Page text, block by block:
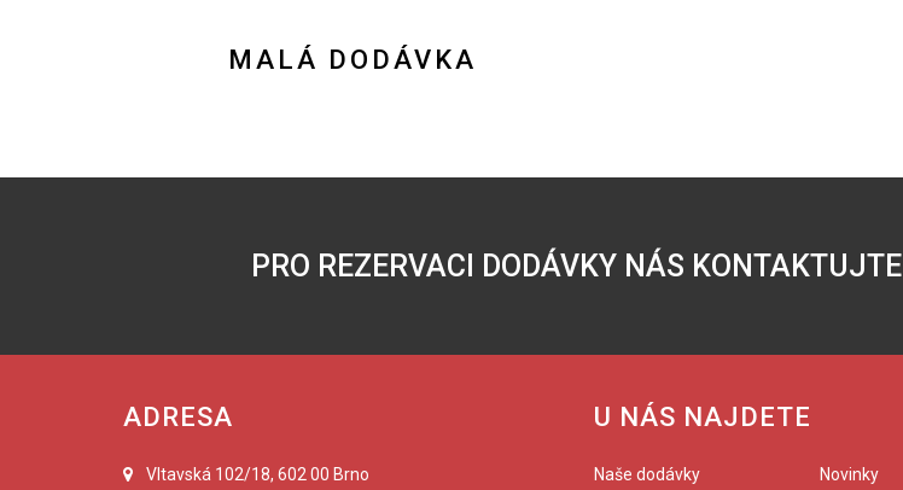
MALÁ DODÁVKA
PRO REZERVACI DODÁVKY NÁS KONTAKTUJTE
ADRESA
Vltavská 102/18, 602 00 Brno
U NÁS NAJDETE
Naše dodávky Novinky